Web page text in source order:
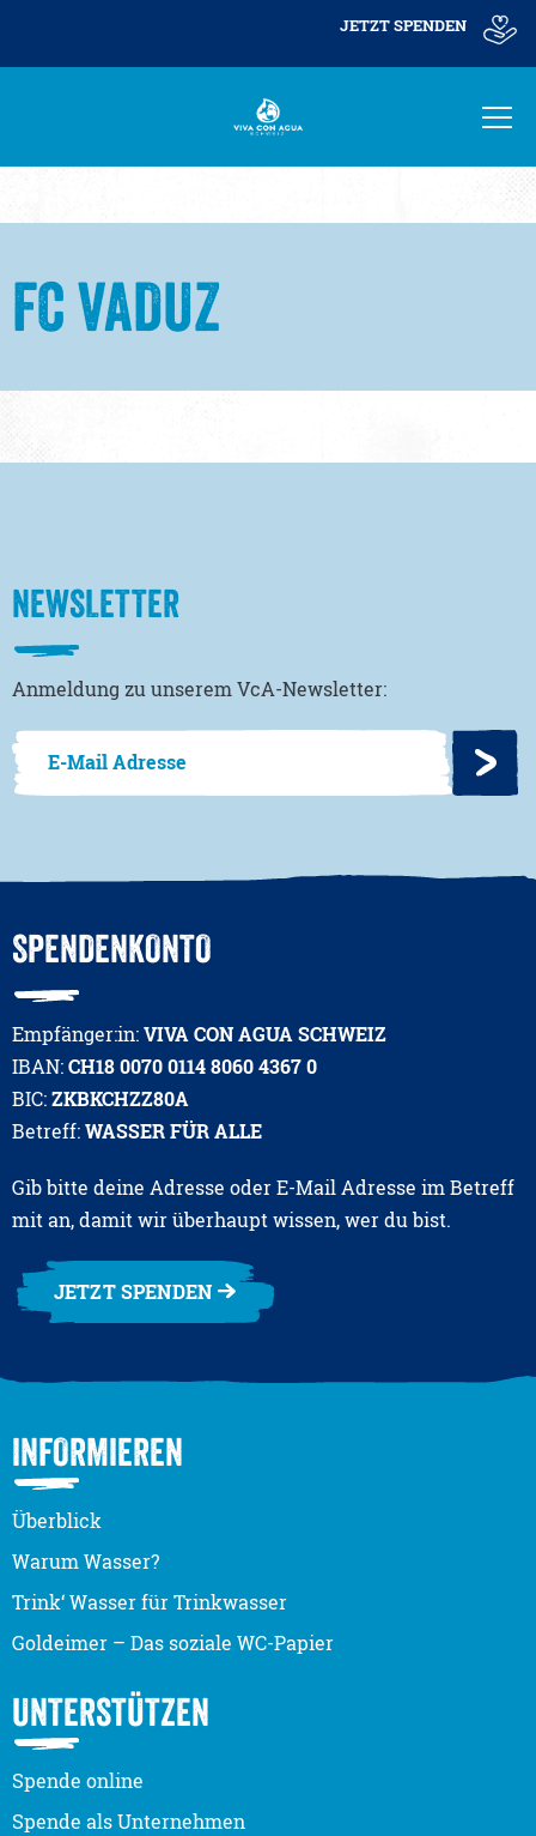
JETZT SPENDEN
FC VADUZ
NEWSLETTER
Anmeldung zu unserem VcA-Newsletter:
SPENDENKONTO
Empfänger:in:VIVA CON AGUA SCHWEIZ
IBAN:CH18 0070 0114 8060 4367 0
BIC:ZKBKCHZZ80A
Betreff:WASSER FÜR ALLE
Gib bitte deine Adresse oder E-Mail Adresse im Betreff
mit an, damit wir überhaupt wissen, wer du bist.
JETZT SPENDEN
INFORMIEREN
Überblick
Warum Wasser?
Trink‘ Wasser für Trinkwasser
Goldeimer – Das soziale WC-Papier
UNTERSTÜTZEN
Spende online
Spende als Unternehmen